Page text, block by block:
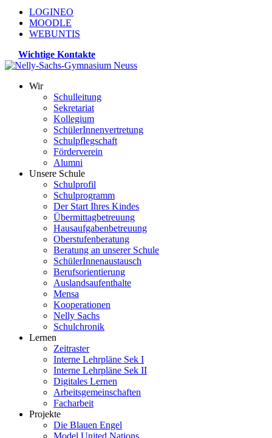
LOGINEO
MOODLE
WEBUNTIS
Wichtige Kontakte
Wir
Schulleitung
Sekretariat
Kollegium
SchülerInnenvertretung
Schulpflegschaft
Förderverein
Alumni
Unsere Schule
Schulprofil
Schulprogramm
Der Start Ihres Kindes
Übermittagbetreuung
Hausaufgabenbetreuung
Oberstufenberatung
Beratung an unserer Schule
SchülerInnenaustausch
Berufsorientierung
Auslandsaufenthalte
Mensa
Kooperationen
Nelly Sachs
Schulchronik
Lernen
Zeitraster
Interne Lehrpläne Sek I
Interne Lehrpläne Sek II
Digitales Lernen
Arbeitsgemeinschaften
Facharbeit
Projekte
Die Blauen Engel
Model United Nations